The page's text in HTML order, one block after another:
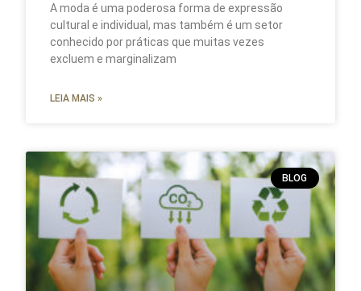
A moda é uma poderosa forma de expressão
cultural e individual, mas também é um setor
conhecido por práticas que muitas vezes
excluem e marginalizam
LEIA MAIS »
BLOG